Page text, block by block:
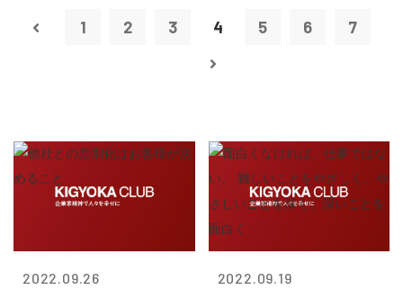
1 2 3 4 5 6 7
2022.09.26 2022.09.19